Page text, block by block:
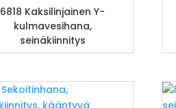
6818 Kaksilinjainen Y-
kulmavesihana,
seinäkiinnitys